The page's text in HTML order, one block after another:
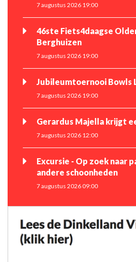
7 augustus 2026 19:00
46ste Fiets4daagse
Berghuizen
7 augustus 2026 19:00
Jubileumtoernooi Bowls
7 augustus 2026 19:00
Gerardus Majella krijgt
7 augustus 2026 12:00
Excursie - Op zoek naar
andere schoonheden
7 augustus 2026 09:00